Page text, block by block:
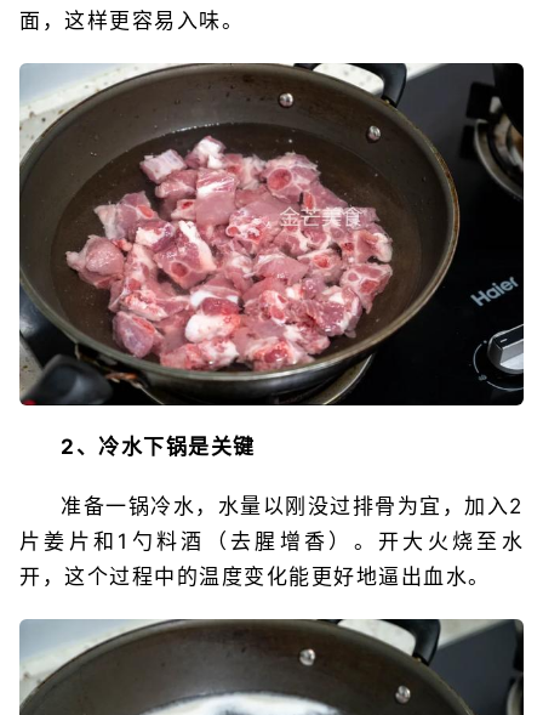
面，这样更容易入味。
2、冷水下锅是关键
准备一锅冷水，水量以刚没过排骨为宜，加入2
片姜片和1勺料酒（去腥增香）。开大火烧至水
开，这个过程中的温度变化能更好地逼出血水。